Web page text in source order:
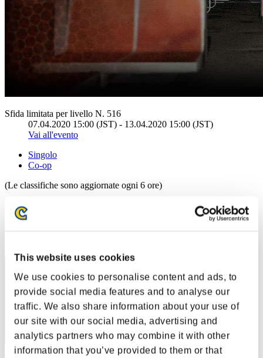
This website uses cookies
We use cookies to personalise content and ads, to
provide social media features and to analyse our
traffic. We also share information about your use of
our site with our social media, advertising and
analytics partners who may combine it with other
information that you’ve provided to them or that
Sfida limitata per livello N. 516
07.04.2020 15:00 (JST) - 13.04.2020 15:00 (JST)
Vai all'evento
Singolo
Co-op
(Le classifiche sono aggiornate ogni 6 ore)
Classifiche
Posizione